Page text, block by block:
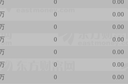
0 0.00
0 0.00
0 0.00
0 0.00
0 0.00
0 0.00
0 0.00